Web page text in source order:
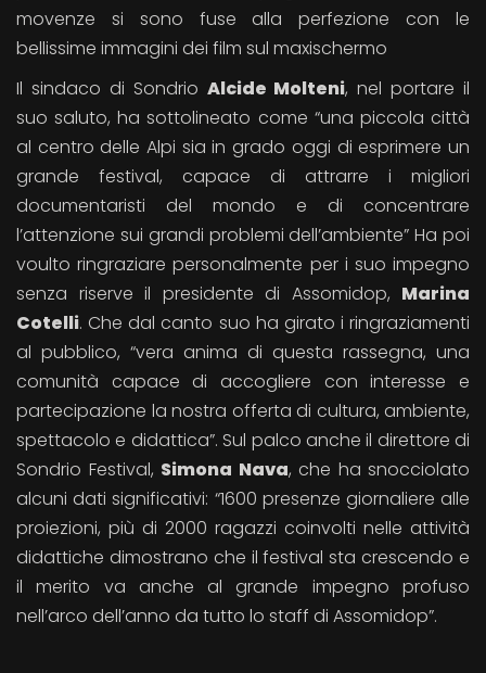
movenze si sono fuse alla perfezione con le
bellissime immagini dei film sul maxischermo
Il sindaco di Sondrio Alcide Molteni, nel portare il
suo saluto, ha sottolineato come “una piccola città
al centro delle Alpi sia in grado oggi di esprimere un
grande festival, capace di attrarre i migliori
documentaristi del mondo e di concentrare
l’attenzione sui grandi problemi dell’ambiente” Ha poi
voulto ringraziare personalmente per i suo impegno
senza riserve il presidente di Assomidop, Marina
Cotelli. Che dal canto suo ha girato i ringraziamenti
al pubblico, “vera anima di questa rassegna, una
comunità capace di accogliere con interesse e
partecipazione la nostra offerta di cultura, ambiente,
spettacolo e didattica”. Sul palco anche il direttore di
Sondrio Festival, Simona Nava, che ha snocciolato
alcuni dati significativi: “1600 presenze giornaliere alle
proiezioni, più di 2000 ragazzi coinvolti nelle attività
didattiche dimostrano che il festival sta crescendo e
il merito va anche al grande impegno profuso
nell’arco dell’anno da tutto lo staff di Assomidop”.